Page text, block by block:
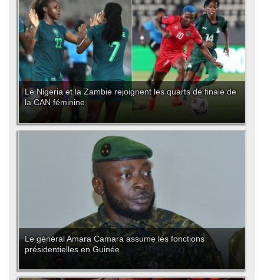
Le Nigeria et la Zambie rejoignent les quarts de finale de
la CAN féminine
Le général Amara Camara assume les fonctions
présidentielles en Guinée